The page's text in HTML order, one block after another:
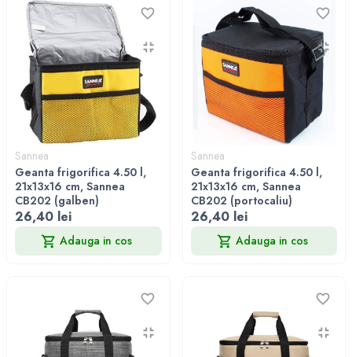
Sannea
Geanta frigorifica 4.50 l,
21x13x16 cm, Sannea
CB202 (galben)
26,40 lei
Adauga in cos
Sannea
Geanta frigorifica 4.50 l,
21x13x16 cm, Sannea
CB202 (portocaliu)
26,40 lei
Adauga in cos